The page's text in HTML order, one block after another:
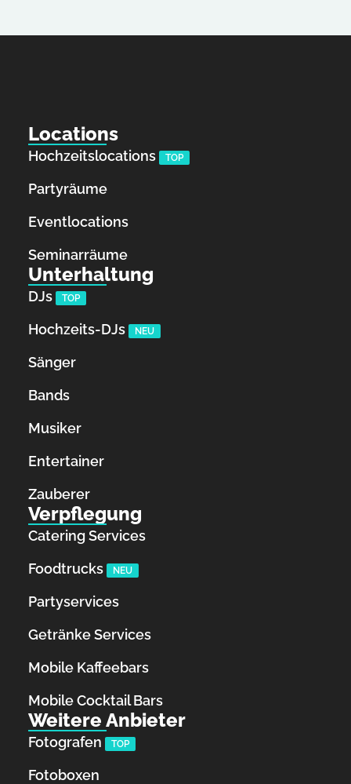
Locations
Hochzeitslocations TOP
Partyräume
Eventlocations
Seminarräume
Unterhaltung
DJs TOP
Hochzeits-DJs NEU
Sänger
Bands
Musiker
Entertainer
Zauberer
Verpflegung
Catering Services
Foodtrucks
NEU
Partyservices
Getränke Services
Mobile Kaffeebars
Mobile Cocktail Bars
Weitere Anbieter
Fotografen TOP
Fotoboxen